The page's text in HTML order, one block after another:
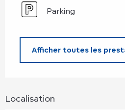
Parking
Afficher toutes les
Localisation